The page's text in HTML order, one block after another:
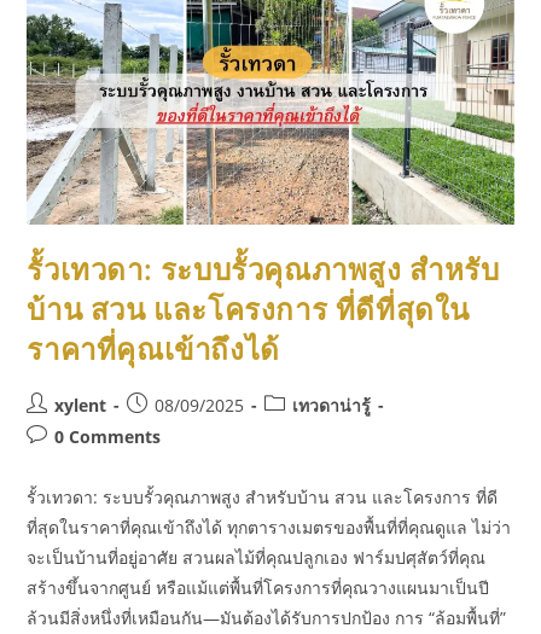
รั้วเทวดา: ระบบรั้วคุณภาพสูง สำหรับ
บ้าน สวน และโครงการ ที่ดีที่สุดใน
ราคาที่คุณเข้าถึงได้
xylent 08/09/2025
เทวดาน่ารู้
0 Comments
รั้วเทวดา: ระบบรั้วคุณภาพสูง สำหรับบ้าน สวน และโครงการ ที่ดี
ที่สุดในราคาที่คุณเข้าถึงได้ ทุกตารางเมตรของพื้นที่ที่คุณดูแล ไม่ว่า
จะเป็นบ้านที่อยู่อาศัย สวนผลไม้ที่คุณปลูกเอง ฟาร์มปศุสัตว์ที่คุณ
สร้างขึ้นจากศูนย์ หรือแม้แต่พื้นที่โครงการที่คุณวางแผนมาเป็นปี
ล้วนมีสิ่งหนึ่งที่เหมือนกัน—มันต้องได้รับการปกป้อง การ “ล้อมพื้นที่”